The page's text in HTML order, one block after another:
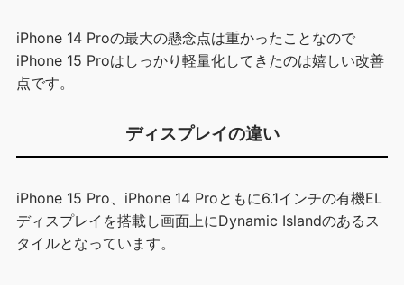
iPhone 14 Proの最大の懸念点は重かったことなので
iPhone 15 Proはしっかり軽量化してきたのは嬉しい改善
点です。
ディスプレイの違い
iPhone 15 Pro、iPhone 14 Proともに6.1インチの有機EL
ディスプレイを搭載し画面上にDynamic Islandのあるス
タイルとなっています。